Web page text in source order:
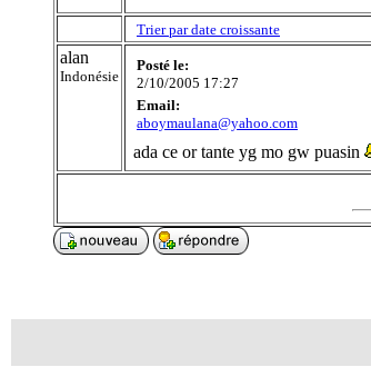
Trier par date croissante
alan
Indonésie
Posté le:
2/10/2005 17:27
Email:
aboymaulana@yahoo.com
ada ce or tante yg mo gw puasin